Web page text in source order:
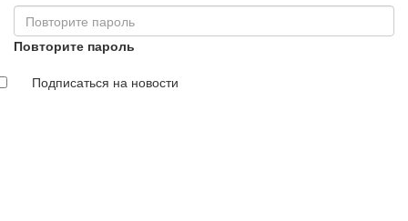
Повторите пароль
Подписаться на новости